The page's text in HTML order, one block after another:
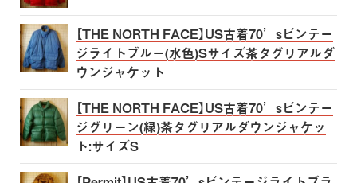
【THE NORTH FACE】US古着70’sビンテー
ジライトブルー(水色)Sサイズ茶タグリアルダ
ウンジャケット
【THE NORTH FACE】US古着70’sビンテー
ジグリーン(緑)茶タグリアルダウンジャケッ
ト:サイズS